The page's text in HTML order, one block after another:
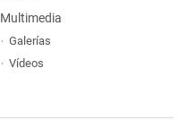
Multimedia
Galerías
Vídeos